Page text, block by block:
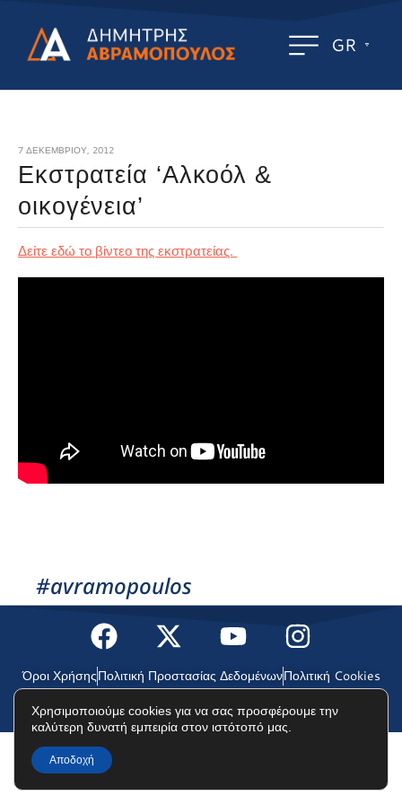
GR
7 ΔΕΚΕΜΒΡΊΟΥ, 2012
Εκστρατεία ‘Αλκοόλ &
οικογένεια’
Δείτε εδώ το βίντεο της εκστρατείας.
#avramopoulos
Όροι ΧρήσηςΠολιτική Προστασίας ΔεδομένωνΠολιτική Cookies
©2025 Δημήτρης Αβραμόπουλος
Χρησιμοποιούμε cookies για να σας προσφέρουμε την
καλύτερη δυνατή εμπειρία στον ιστότοπό μας.
Αποδοχή